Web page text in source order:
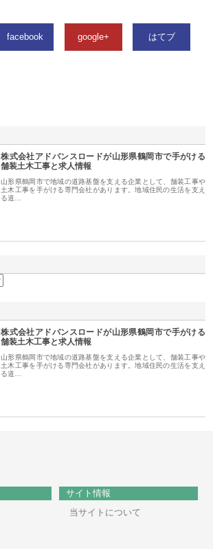
facebook google+ はてブ
株式会社アドバンスロードが山形県鶴岡市で手がける
舗装土木工事と求人情報
山形県鶴岡市で地域の道路基盤を支える企業として、舗装工事や
土木工事を手がける専門会社があります。地域住民の生活を支え
る道…
株式会社アドバンスロードが山形県鶴岡市で手がける
舗装土木工事と求人情報
山形県鶴岡市で地域の道路基盤を支える企業として、舗装工事や
土木工事を手がける専門会社があります。地域住民の生活を支え
る道…
サイト情報
当サイトについて